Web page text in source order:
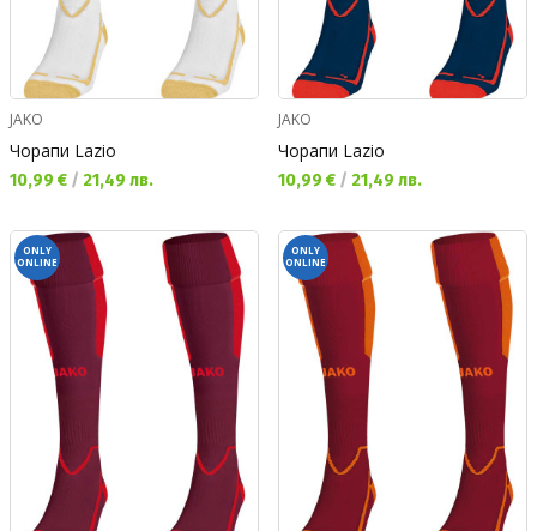
JAKO
Чорапи Lazio
Текуща цена:
10,99 € / 21,49 лв.
JAKO
Чорапи Lazio
Текуща цена:
10,99 € / 21,49 лв.
ONLY
ONLINE
ONLY
ONLINE